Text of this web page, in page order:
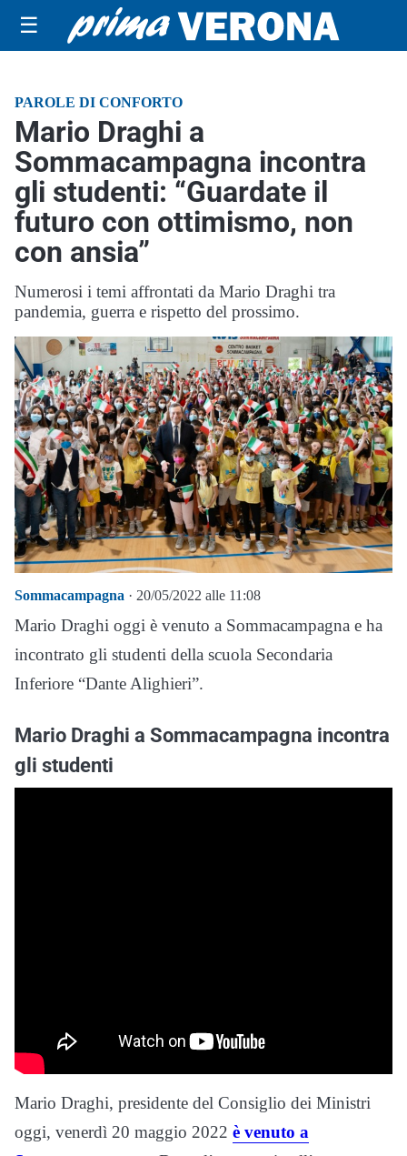
☰
PAROLE DI CONFORTO
Mario Draghi a
Sommacampagna incontra
gli studenti: “Guardate il
futuro con ottimismo, non
con ansia”
Numerosi i temi affrontati da Mario Draghi tra
pandemia, guerra e rispetto del prossimo.
Sommacampagna · 20/05/2022 alle 11:08
Mario Draghi oggi è venuto a Sommacampagna e ha
incontrato gli studenti della scuola Secondaria
Inferiore “Dante Alighieri”.
Mario Draghi a Sommacampagna incontra
gli studenti
Mario Draghi, presidente del Consiglio dei Ministri
oggi, venerdì 20 maggio 2022 è venuto a